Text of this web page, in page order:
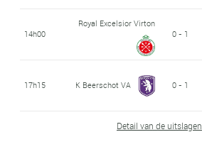
14h00
Royal Excelsior Virton
0 - 1
17h15 K Beerschot VA 0 - 1
Detail van de uitslagen